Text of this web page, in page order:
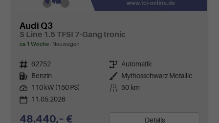
Audi Q3
S Line 1.5 TFSI 7-Gang tronic
ca 1 Woche Neuwagen
Fahrzeugnr. 62752 Getriebe Automatik
Kraftstoff
Benzin Außenfarbe
Mythosschwarz Metallic
Leistung
110 kW (150 PS) Kilometerstand
50 km
11.05.2026
48.440,– € Details